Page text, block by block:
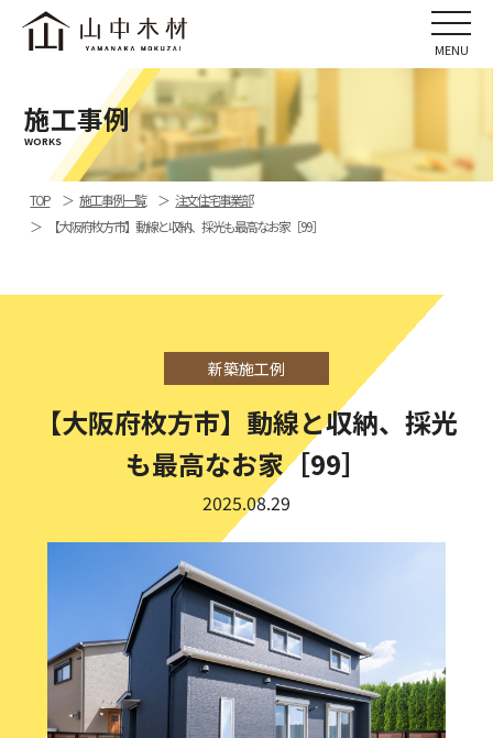
施工事例
WORKS
TOP 施工事例一覧
注文住宅事業部
【大阪府枚方市】動線と収納、採光も最高なお家［99］
新築施工例
【大阪府枚方市】動線と収納、採光
も最高なお家［99］
2025.08.29